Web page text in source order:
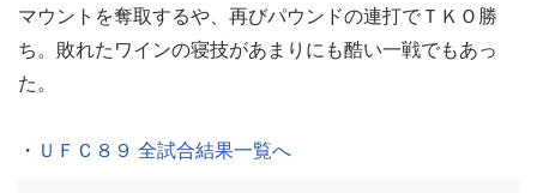
マウントを奪取するや、再びパウンドの連打でＴＫＯ勝
ち。敗れたワインの寝技があまりにも酷い一戦でもあっ
た。
・ ＵＦＣ８９ 全試合結果一覧へ